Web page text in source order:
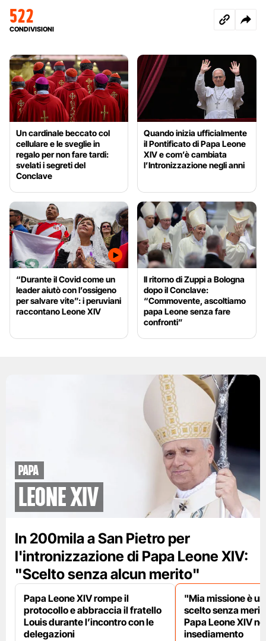
522
CONDIVISIONI
Un cardinale beccato col
cellulare e le sveglie in
regalo per non fare tardi:
svelati i segreti del
Conclave
Quando inizia ufficialmente
il Pontificato di Papa Leone
XIV e com’è cambiata
l’Intronizzazione negli anni
“Durante il Covid come un
leader aiutò con l’ossigeno
per salvare vite”: i peruviani
raccontano Leone XIV
Il ritorno di Zuppi a Bologna
dopo il Conclave:
“Commovente, ascoltiamo
papa Leone senza fare
confronti”
papa
leone XIV
In 200mila a San Pietro per
l'intronizzazione di Papa Leone XIV:
"Scelto senza alcun merito"
Papa Leone XIV rompe il
protocollo e abbraccia il fratello
Louis durante l’incontro con le
delegazioni
"Mia missione è
scelto senza
Papa Leone XIV
insediamento